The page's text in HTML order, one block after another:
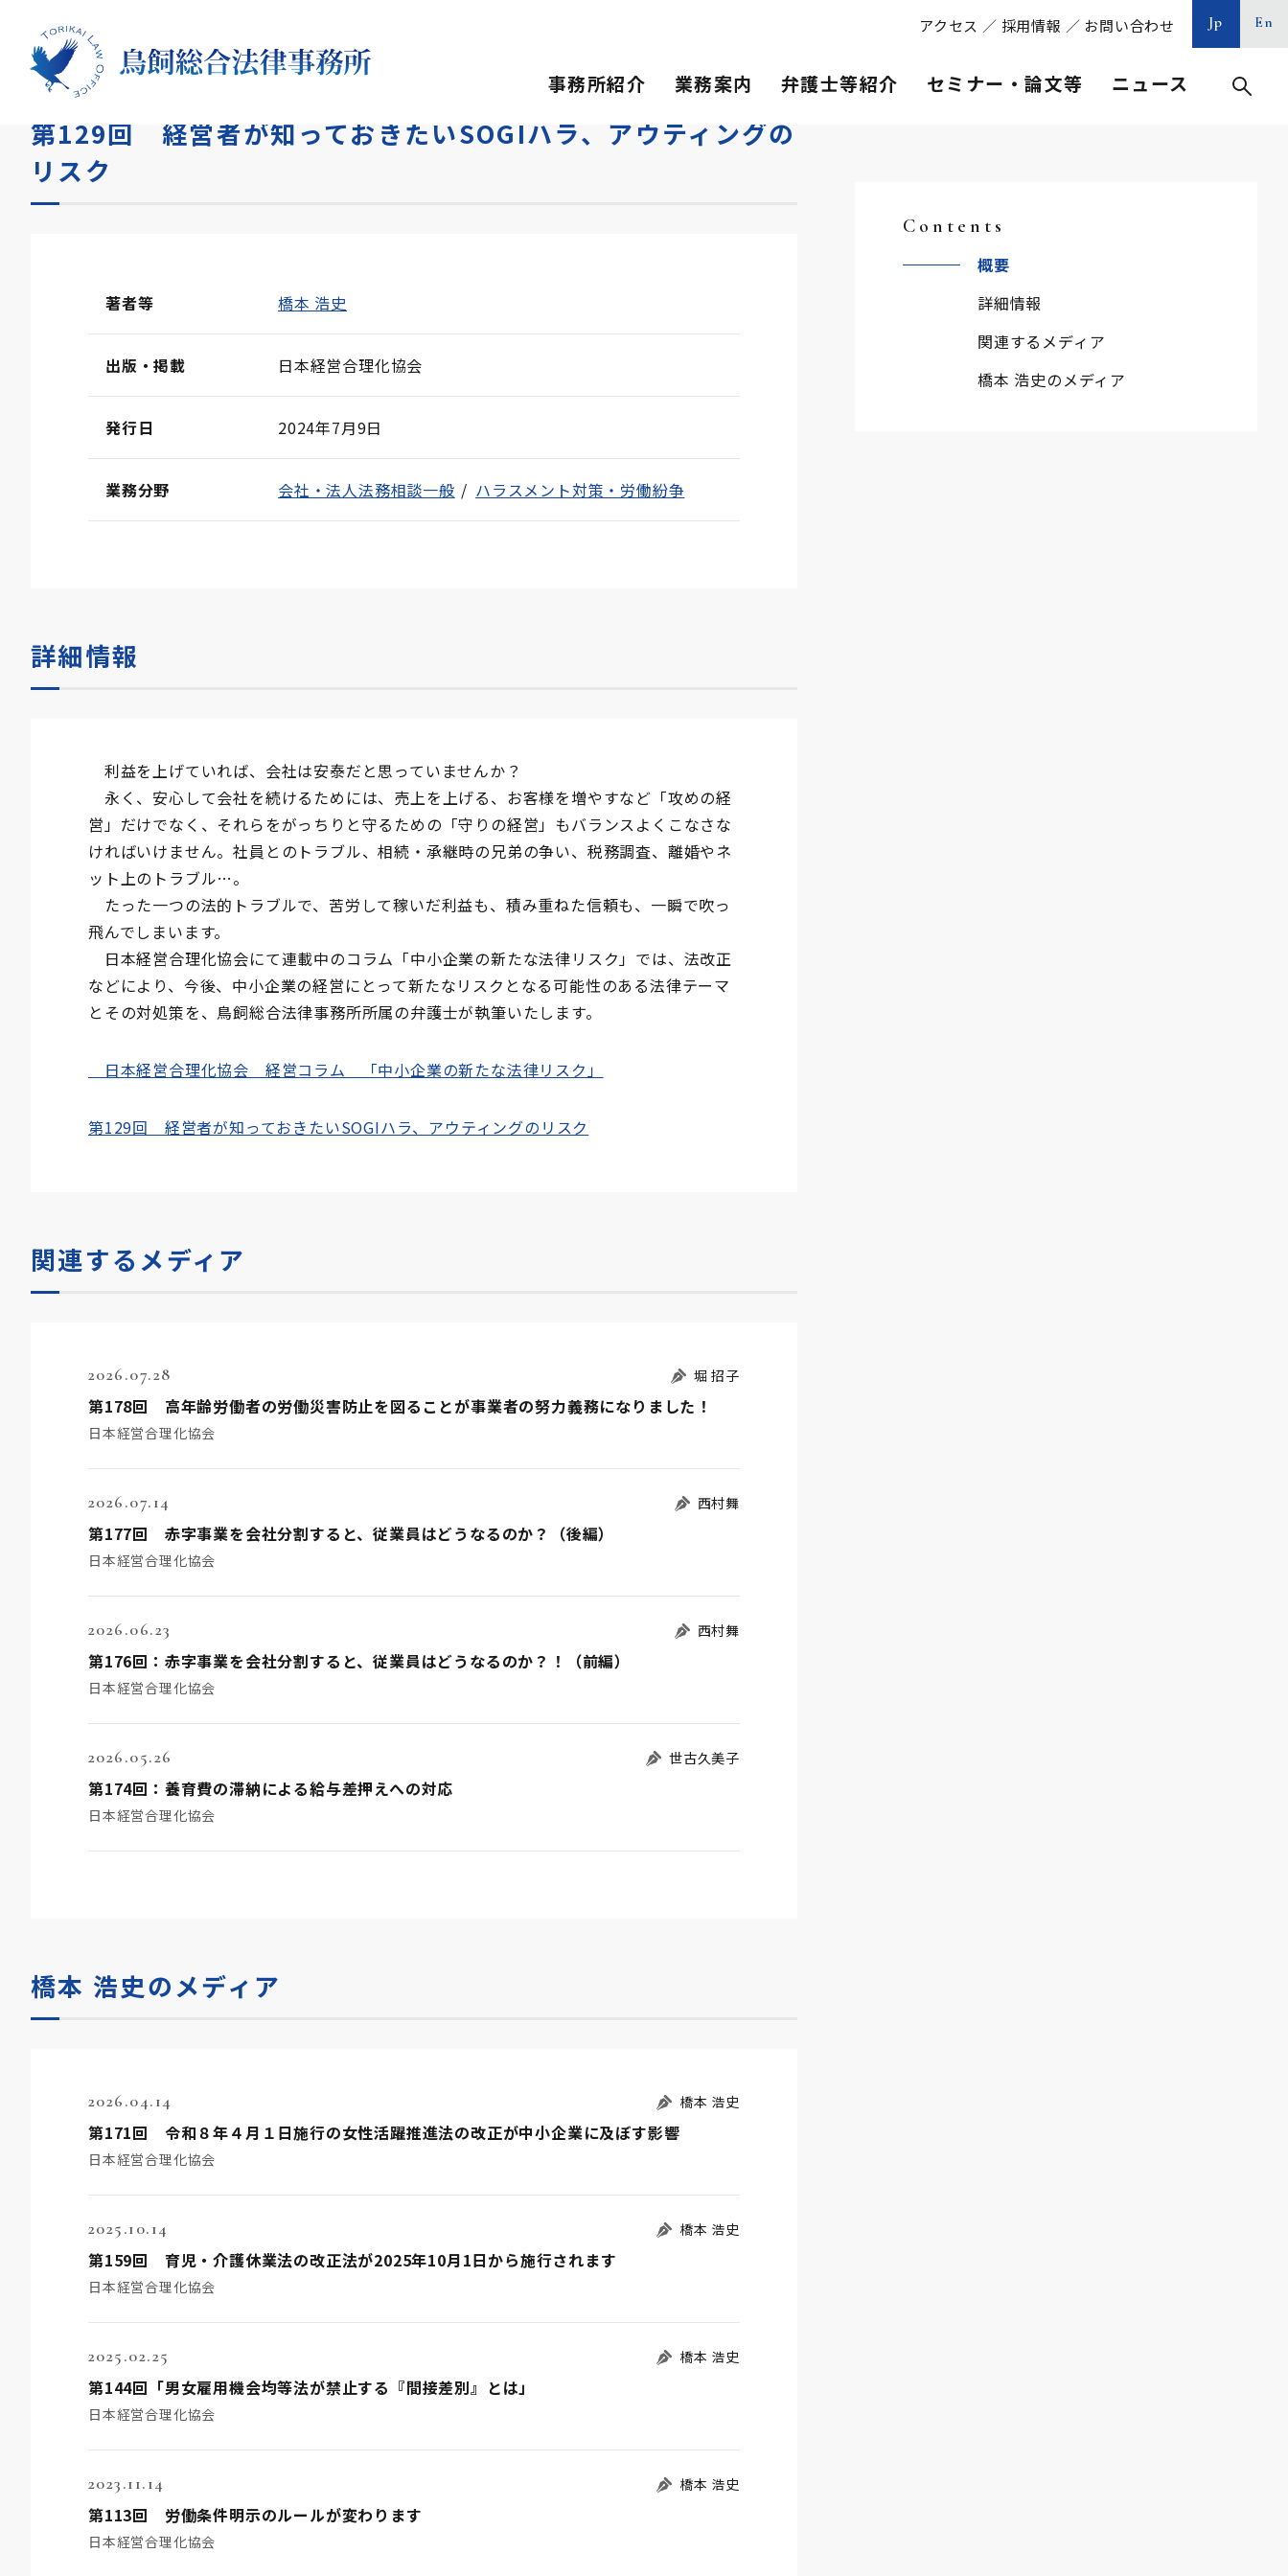
アクセス ／ 採用情報 ／ お問い合わせ Jp En
事務所紹介 業務案内 弁護士等紹介 セミナー・論文等 ニュース
HOME
第129回 経営者が知っておきたいSOGIハラ、アウティングの
リスク
著者等 橋本 浩史
出版・掲載 日本経営合理化協会
発行日 2024年7月9日
業務分野 会社・法人法務相談一般 ハラスメント対策・労働紛争
詳細情報
利益を上げていれば、会社は安泰だと思っていませんか？
永く、安心して会社を続けるためには、売上を上げる、お客様を増やすなど「攻めの経
営」だけでなく、それらをがっちりと守るための「守りの経営」もバランスよくこなさな
ければいけません。社員とのトラブル、相続・承継時の兄弟の争い、税務調査、離婚やネ
ット上のトラブル…。
たった一つの法的トラブルで、苦労して稼いだ利益も、積み重ねた信頼も、一瞬で吹っ
飛んでしまいます。
日本経営合理化協会にて連載中のコラム「中小企業の新たな法律リスク」では、法改正
などにより、今後、中小企業の経営にとって新たなリスクとなる可能性のある法律テーマ
とその対処策を、鳥飼総合法律事務所所属の弁護士が執筆いたします。
日本経営合理化協会 経営コラム 「中小企業の新たな法律リスク」
第129回 経営者が知っておきたいSOGIハラ、アウティングのリスク
関連するメディア
2026.07.28 堀 招子
第178回 高年齢労働者の労働災害防止を図ることが事業者の努力義務になりました！
日本経営合理化協会
2026.07.14 西村舞
第177回 赤字事業を会社分割すると、従業員はどうなるのか？（後編）
日本経営合理化協会
2026.06.23 西村舞
第176回：赤字事業を会社分割すると、従業員はどうなるのか？！（前編）
日本経営合理化協会
2026.05.26 世古久美子
第174回：養育費の滞納による給与差押えへの対応
日本経営合理化協会
橋本 浩史のメディア
2026.04.14 橋本 浩史
第171回 令和８年４月１日施行の女性活躍推進法の改正が中小企業に及ぼす影響
日本経営合理化協会
2025.10.14 橋本 浩史
第159回 育児・介護休業法の改正法が2025年10月1日から施行されます
日本経営合理化協会
2025.02.25 橋本 浩史
第144回「男女雇用機会均等法が禁止する『間接差別』とは」
日本経営合理化協会
2023.11.14 橋本 浩史
第113回 労働条件明示のルールが変わります
日本経営合理化協会
Contents
概要
詳細情報
関連するメディア
橋本 浩史のメディア